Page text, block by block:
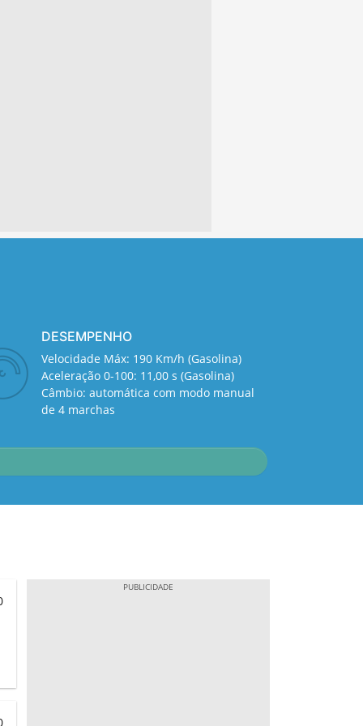
DESEMPENHO
Velocidade Máx: 190 Km/h (Gasolina)
Aceleração 0-100: 11,00 s (Gasolina)
Câmbio: automática com modo manual
de 4 marchas